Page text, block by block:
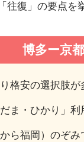
往復」の要点を
博多ー京
格安の選択肢が
ま・ひかり」利
ら福岡）のぞみ